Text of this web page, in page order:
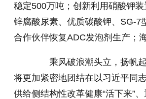
稳定500万吨；创新利用硝酸钾
锌腐酸尿素、优质碳酸钾、SG-7
合作伙伴恢复ADC发泡剂生产；
乘风破浪潮头立，扬帆起
将更加紧密地团结在以习近平同
供给侧结构性改革健康“活下来”